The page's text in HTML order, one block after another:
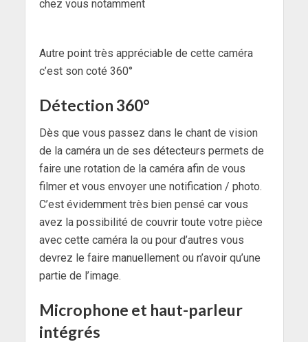
chez vous notamment
Autre point très appréciable de cette caméra
c’est son coté 360°
Détection 360°
Dès que vous passez dans le chant de vision
de la caméra un de ses détecteurs permets de
faire une rotation de la caméra afin de vous
filmer et vous envoyer une notification / photo.
C’est évidemment très bien pensé car vous
avez la possibilité de couvrir toute votre pièce
avec cette caméra la ou pour d’autres vous
devrez le faire manuellement ou n’avoir qu’une
partie de l’image.
Microphone et haut-parleur
intégrés